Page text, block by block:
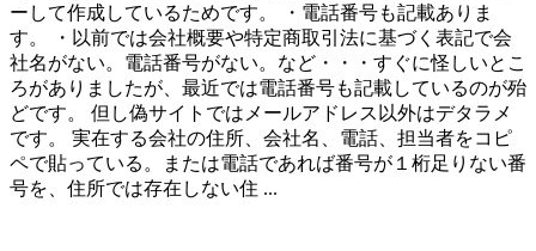
ーして作成しているためです。 ・電話番号も記載ありま
す。 ・以前では会社概要や特定商取引法に基づく表記で会
社名がない。電話番号がない。など・・・すぐに怪しいとこ
ろがありましたが、最近では電話番号も記載しているのが殆
どです。 但し偽サイトではメールアドレス以外はデタラメ
です。 実在する会社の住所、会社名、電話、担当者をコピ
ペで貼っている。または電話であれば番号が１桁足りない番
号を、住所では存在しない住 ...